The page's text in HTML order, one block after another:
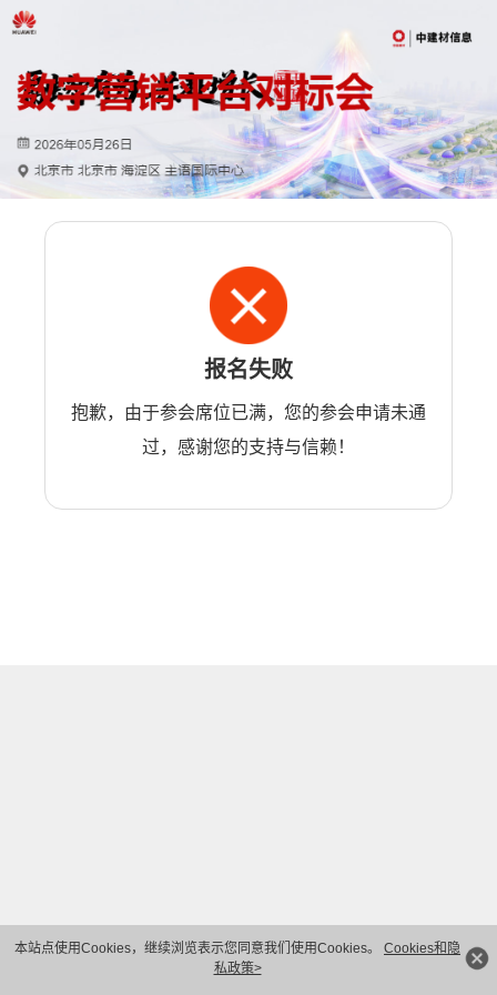
本站点使用Cookies，继续浏览表示您同意我们使用Cookies。 Cookies和隐
私政策>
报名失败
抱歉，由于参会席位已满，您的参会申请未通
过，感谢您的支持与信赖！